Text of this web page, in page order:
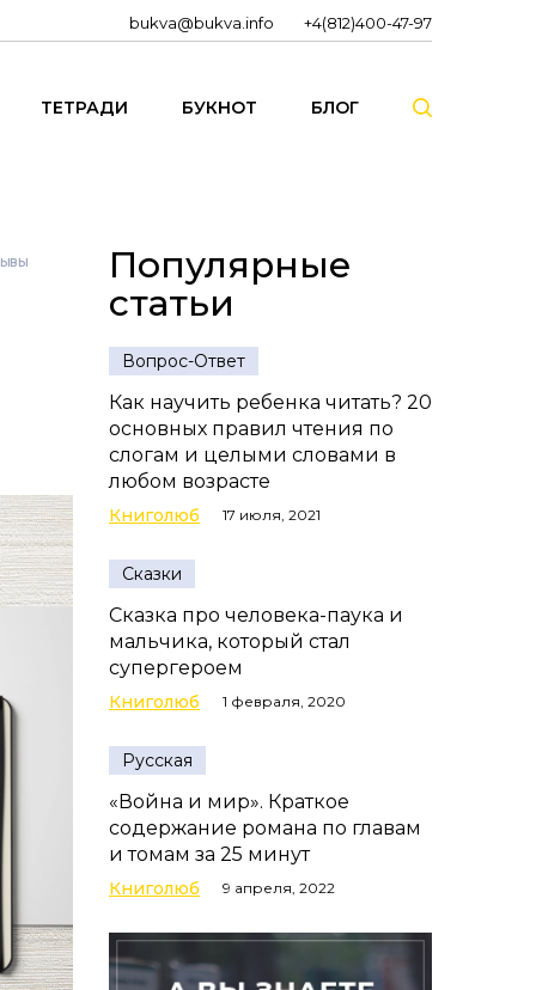
bukva@bukva.info +4(812)400-47-97
ТЕТРАДИ БУКНОТ БЛОГ
Популярные
статьи
Вопрос-Ответ
Как научить ребенка читать? 20
основных правил чтения по
слогам и целыми словами в
любом возрасте
Книголюб 17 июля, 2021
Сказки
Сказка про человека-паука и
мальчика, который стал
супергероем
Книголюб 1 февраля, 2020
Русская
«Война и мир». Краткое
содержание романа по главам
и томам за 25 минут
Книголюб 9 апреля, 2022